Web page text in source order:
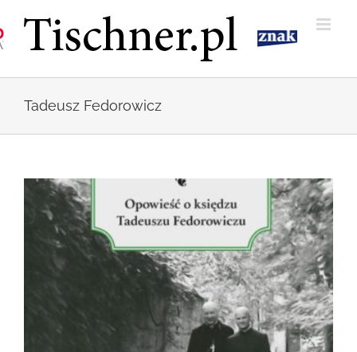
zawartości
Tadeusz Fedorowicz